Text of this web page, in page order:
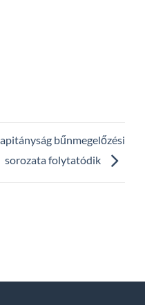
bűnmegelőzési
sorozata folytatódik